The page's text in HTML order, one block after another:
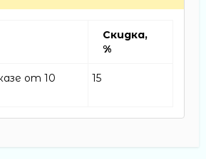
Скидка,
%
от 10
15